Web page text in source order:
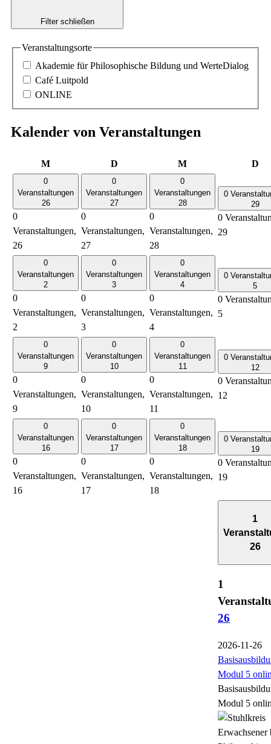
Filter schließen
Veranstaltungsorte
Akademie für Philosophische Bildung und WerteDialog
Café Luitpold
ONLINE
Kalender von Veranstaltungen
MMontag DDienstag MMittwoch D
0
Veranstaltungen
26
0
Veranstaltungen,
26
0
Veranstaltungen
27
0
Veranstaltungen,
27
0
Veranstaltungen
28
0
Veranstaltungen,
28
0
29
0
29
0
Veranstaltungen
2
0
Veranstaltungen,
2
0
Veranstaltungen
3
0
Veranstaltungen,
3
0
Veranstaltungen
4
0
Veranstaltungen,
4
0
5
0
5
0
Veranstaltungen
9
0
Veranstaltungen,
9
0
Veranstaltungen
10
0
Veranstaltungen,
10
0
Veranstaltungen
11
0
Veranstaltungen,
11
0
12
0
12
0
Veranstaltungen
16
0
Veranstaltungen,
16
0
Veranstaltungen
17
0
Veranstaltungen,
17
0
Veranstaltungen
18
0
Veranstaltungen,
18
0
19
0
19
1
26
1
26
2026-11-26
Modul 5
Modul 5